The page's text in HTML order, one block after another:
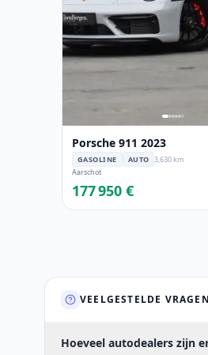
Porsche 911 2023
GASOLINE AUTO 3,630 km
Aarschot
177 950 €
VEELGESTELDE VRAGEN
Hoeveel autodealers zijn